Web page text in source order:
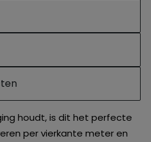
houdt, is dit het perfecte
per vierkante meter en